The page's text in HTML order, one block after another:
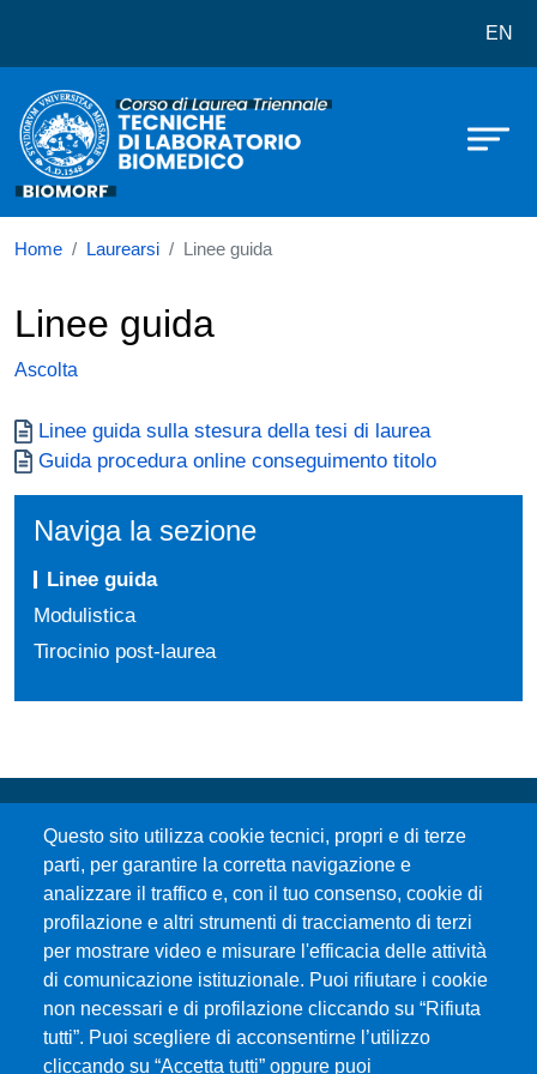
Corso di laurea in Tecniche di EN
Home Laurearsi Linee guida
Linee guida
Ascolta
Documento
Linee guida sulla stesura della tesi di laurea
Documento
Guida procedura online conseguimento titolo
Naviga la sezione
Linee guida
Modulistica
Tirocinio post-laurea
Questo sito utilizza cookie tecnici, propri e di terze
parti, per garantire la corretta navigazione e
analizzare il traffico e, con il tuo consenso, cookie di
profilazione e altri strumenti di tracciamento di terzi
per mostrare video e misurare l'efficacia delle attività
di comunicazione istituzionale. Puoi rifiutare i cookie
non necessari e di profilazione cliccando su “Rifiuta
tutti”. Puoi scegliere di acconsentirne l’utilizzo
cliccando su “Accetta tutti” oppure puoi
Università degli Studi di Messina
Piazza Pugliatti, 1 - 98122 Messina
Cod. Fiscale 80004070837
P.IVA 00724160833